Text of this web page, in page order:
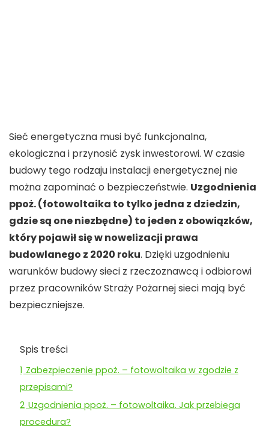
Sieć energetyczna musi być funkcjonalna,
ekologiczna i przynosić zysk inwestorowi. W czasie
budowy tego rodzaju instalacji energetycznej nie
można zapominać o bezpieczeństwie. Uzgodnienia
ppoż. (fotowoltaika to tylko jedna z dziedzin,
gdzie są one niezbędne) to jeden z obowiązków,
który pojawił się w nowelizacji prawa
budowlanego z 2020 roku. Dzięki uzgodnieniu
warunków budowy sieci z rzeczoznawcą i odbiorowi
przez pracowników Straży Pożarnej sieci mają być
bezpieczniejsze.
Spis treści
1 Zabezpieczenie ppoż. – fotowoltaika w zgodzie z
przepisami?
2 Uzgodnienia ppoż. – fotowoltaika. Jak przebiega
procedura?